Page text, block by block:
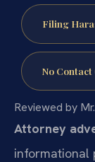
Filing
No
Reviewed by
Attorney
informational